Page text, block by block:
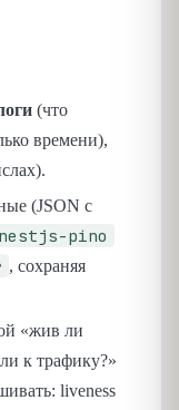
(что
времени),
(JSON с
nestjs-pino
, сохраняя
«жив ли
к трафику?»
liveness